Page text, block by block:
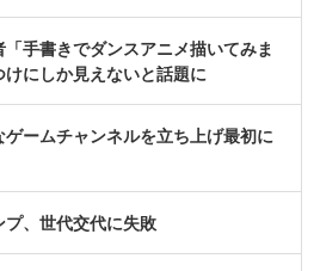
「手書きでダンスアニメ描いてみま
にしか見えないと話題に
ゲームチャンネルを立ち上げ最初に
プ、世代交代に失敗